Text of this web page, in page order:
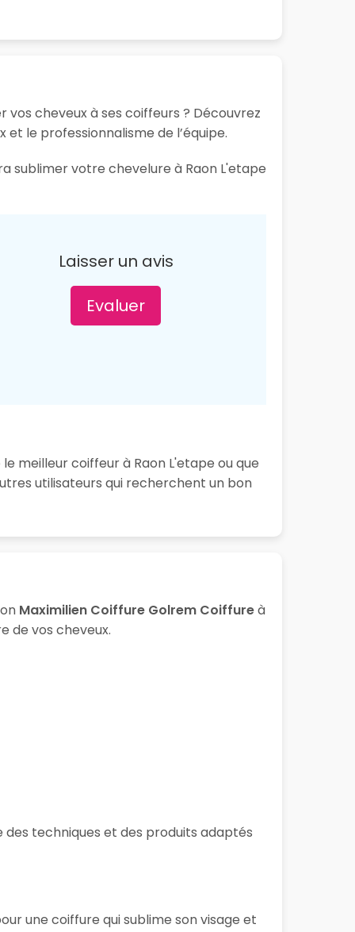
vos cheveux à ses coiffeurs ? Découvrez
le professionnalisme de l’équipe.
sublimer votre chevelure à Raon L'etape
Laisser un avis
Evaluer
meilleur coiffeur à Raon L'etape ou que
utilisateurs qui recherchent un bon
Maximilien Coiffure Golrem Coiffureà
de vos cheveux.
des techniques et des produits adaptés
une coiffure qui sublime son visage et